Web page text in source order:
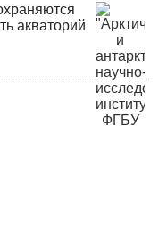
акваторий